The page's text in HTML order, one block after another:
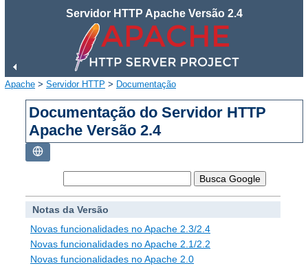
Servidor HTTP Apache Versão 2.4
Apache > Servidor HTTP > Documentação
Documentação do Servidor HTTP
Apache Versão 2.4
Notas da Versão
Novas funcionalidades no Apache 2.3/2.4
Novas funcionalidades no Apache 2.1/2.2
Novas funcionalidades no Apache 2.0